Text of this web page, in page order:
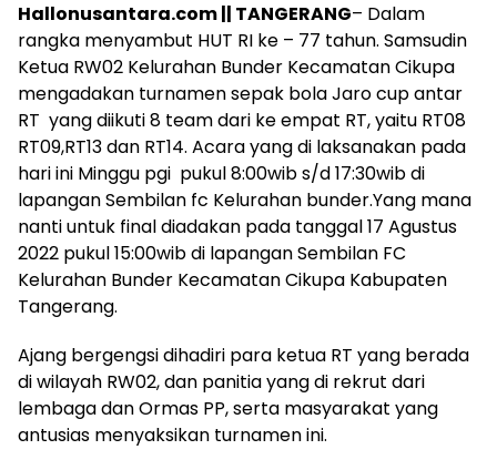
Hallonusantara.com || TANGERANG– Dalam
rangka menyambut HUT RI ke – 77 tahun. Samsudin
Ketua RW02 Kelurahan Bunder Kecamatan Cikupa
mengadakan turnamen sepak bola Jaro cup antar
RT yang diikuti 8 team dari ke empat RT, yaitu RT08
RT09,RT13 dan RT14. Acara yang di laksanakan pada
hari ini Minggu pgi pukul 8:00wib s/d 17:30wib di
lapangan Sembilan fc Kelurahan bunder.Yang mana
nanti untuk final diadakan pada tanggal 17 Agustus
2022 pukul 15:00wib di lapangan Sembilan FC
Kelurahan Bunder Kecamatan Cikupa Kabupaten
Tangerang.
Ajang bergengsi dihadiri para ketua RT yang berada
di wilayah RW02, dan panitia yang di rekrut dari
lembaga dan Ormas PP, serta masyarakat yang
antusias menyaksikan turnamen ini.